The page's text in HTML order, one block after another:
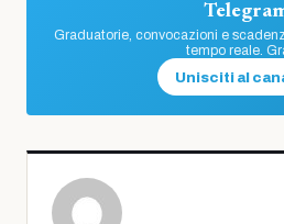
Graduatorie, convocazioni e
tempo reale.
Unisciti al